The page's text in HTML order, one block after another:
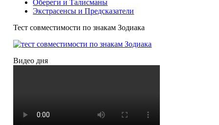
Обереги и Талисманы
Экстрасенсы и Предсказатели
Тест совместимости по знакам Зодиака
Видео дня